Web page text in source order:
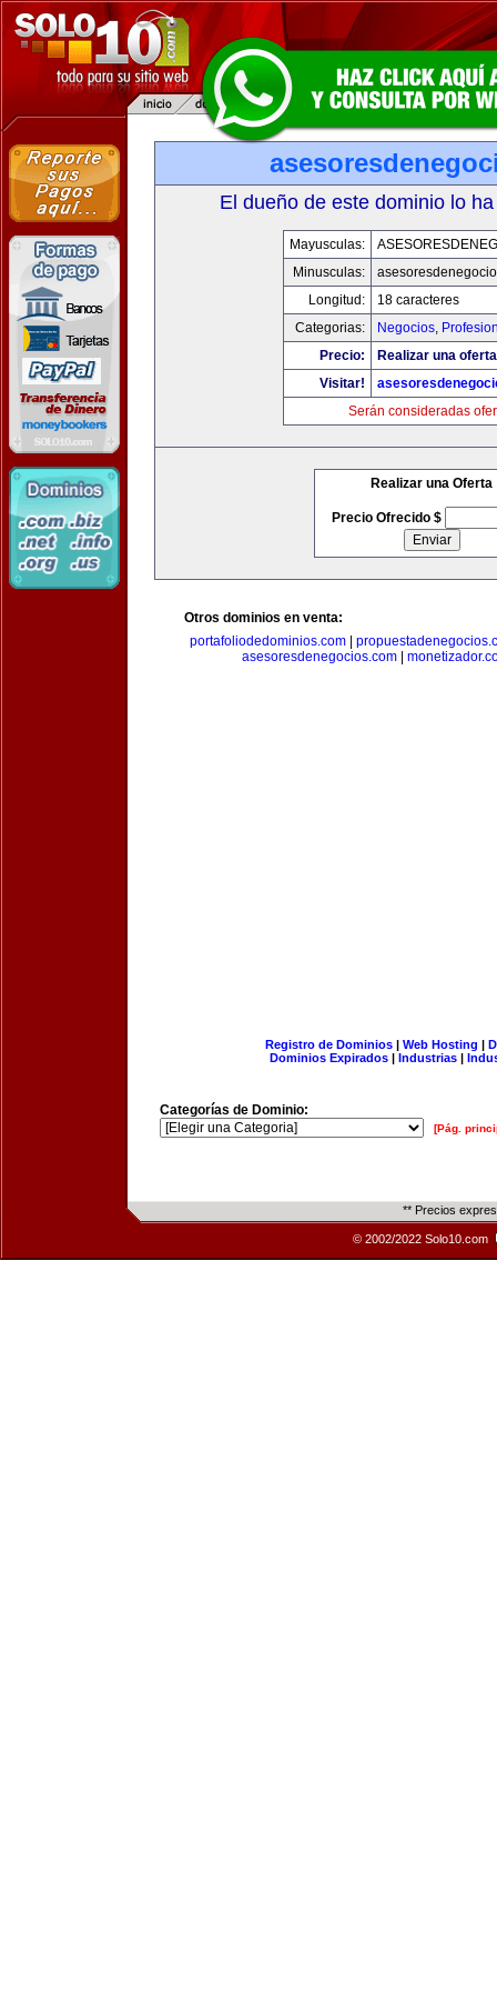
El dueño de este dominio lo
Mayusculas:
Minusculas:
Longitud:
18 caracteres
Categorias:
Negocios,
Precio:
Realizar una
Visitar!
Serán consideradas
Realizar una Oferta
Precio Ofrecido $
Otros dominios en venta:
portafoliodedominios.com|
asesoresdenegocios.com
Registro de Dominios| Web Hosting |
Dominios Expirados | Industrias |
Categorías de Dominio:
[Pág.
** Precios
© 2002/2022 Solo10.com